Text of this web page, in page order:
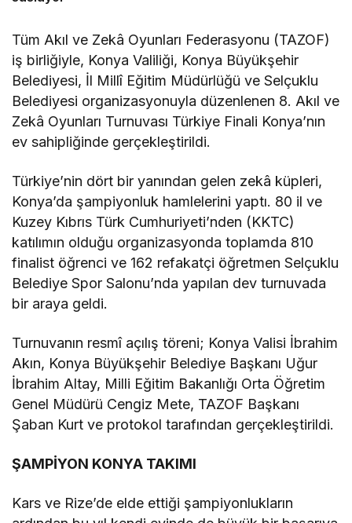
Tüm Akıl ve Zekâ Oyunları Federasyonu (TAZOF)
iş birliğiyle, Konya Valiliği, Konya Büyükşehir
Belediyesi, İl Millî Eğitim Müdürlüğü ve Selçuklu
Belediyesi organizasyonuyla düzenlenen 8. Akıl ve
Zekâ Oyunları Turnuvası Türkiye Finali Konya’nın
ev sahipliğinde gerçekleştirildi.
Türkiye’nin dört bir yanından gelen zekâ küpleri,
Konya’da şampiyonluk hamlelerini yaptı. 80 il ve
Kuzey Kıbrıs Türk Cumhuriyeti’nden (KKTC)
katılımın olduğu organizasyonda toplamda 810
finalist öğrenci ve 162 refakatçi öğretmen Selçuklu
Belediye Spor Salonu’nda yapılan dev turnuvada
bir araya geldi.
Turnuvanın resmî açılış töreni; Konya Valisi İbrahim
Akın, Konya Büyükşehir Belediye Başkanı Uğur
İbrahim Altay, Milli Eğitim Bakanlığı Orta Öğretim
Genel Müdürü Cengiz Mete, TAZOF Başkanı
Şaban Kurt ve protokol tarafından gerçekleştirildi.
ŞAMPİYON KONYA TAKIMI
Kars ve Rize’de elde ettiği şampiyonlukların